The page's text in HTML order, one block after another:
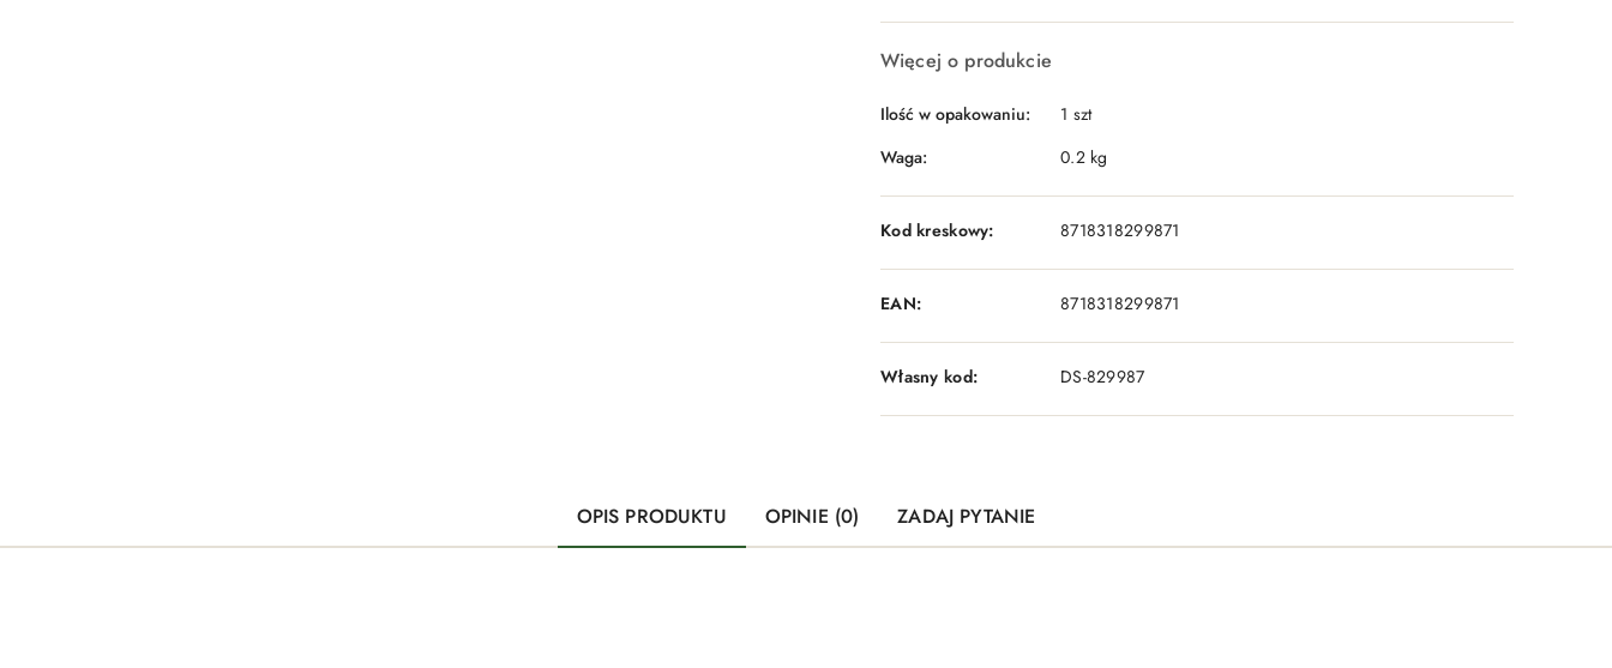
Więcej o produkcie
Ilość w opakowaniu:
1 szt
Waga:
0.2 kg
Kod kreskowy: 8718318299871
EAN: 8718318299871
Własny kod: DS-829987
OPIS PRODUKTU OPINIE (0) ZADAJ PYTANIE